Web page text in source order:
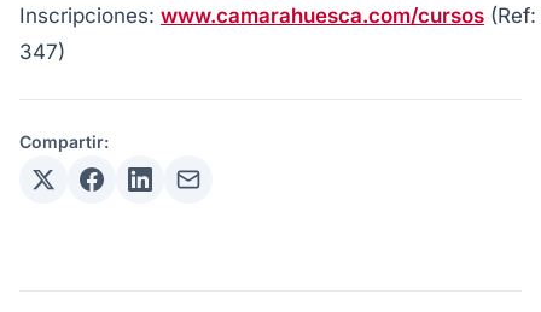
Inscripciones: www.camarahuesca.com/cursos (Ref:
347)
Compartir: